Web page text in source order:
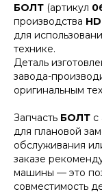
БОЛТ (артикул
производства
для
технике.
Деталь
завода-
оригинальным
Запчасть БОЛТ с
для плановой
обслуживания
заказе
машины — это
совместимость